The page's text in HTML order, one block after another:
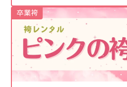
卒業袴